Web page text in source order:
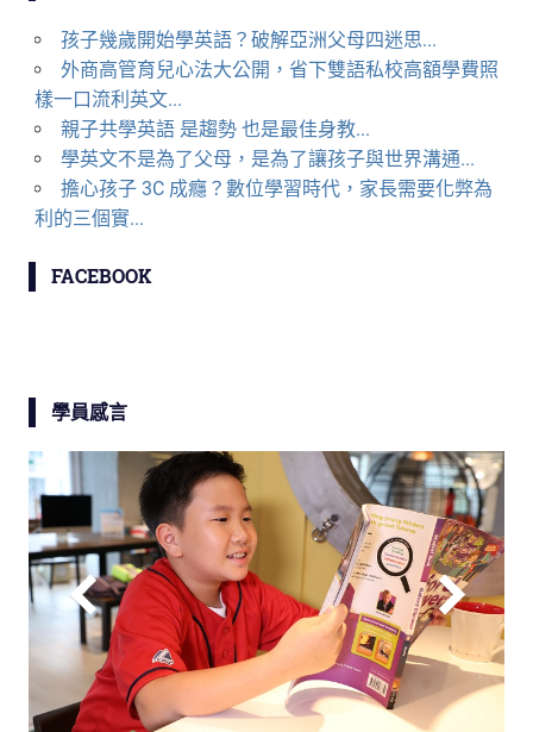
孩子幾歲開始學英語？破解亞洲父母四迷思...
外商高管育兒心法大公開，省下雙語私校高額學費照
樣一口流利英文...
親子共學英語 是趨勢 也是最佳身教...
學英文不是為了父母，是為了讓孩子與世界溝通...
擔心孩子 3C 成癮？數位學習時代，家長需要化弊為
利的三個實...
FACEBOOK
學員感言